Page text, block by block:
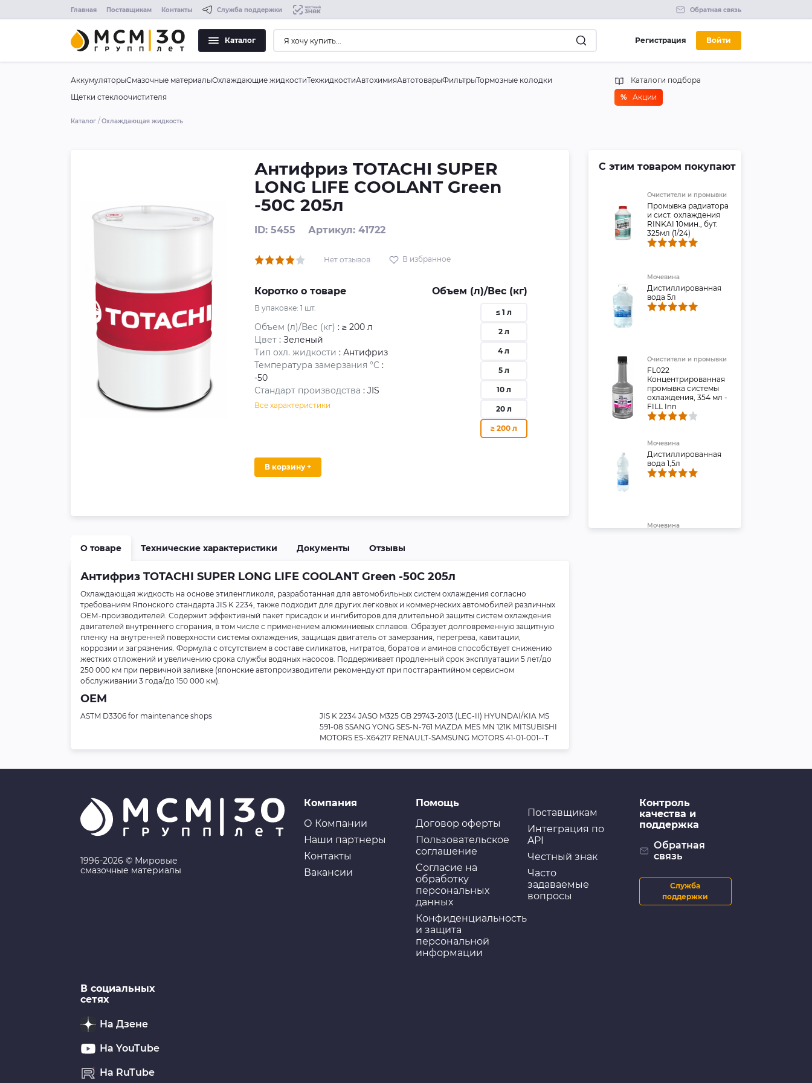
Главная Поставщикам Контакты Служба поддержки Обратная связь
Каталог Регистрация Войти
АккумуляторыСмазочные материалыОхлаждающие жидкостиТехжидкостиАвтохимияАвтотоварыФильтрыТормозные колодки
Щетки стеклоочистителя
Каталоги подбора
% Акции
Каталог Охлаждающая жидкость
Антифриз TOTACHI SUPER
LONG LIFE COOLANT Green
-50C 205л
ID: 5455 Артикул: 41722
Нет отзывов В избранное
Коротко о товаре
В упаковке:1 шт.
Объем (л)/Вес (кг) : ≥ 200 л
Цвет : Зеленый
Тип охл. жидкости : Антифриз
Температура замерзания °C :
-50
Стандарт производства : JIS
Все характеристики
Объем (л)/Вес (кг)
≤ 1 л
2 л
4 л
5 л
10 л
20 л
≥ 200 л
В корзину +
О товаре Технические характеристики Документы Отзывы
Антифриз TOTACHI SUPER LONG LIFE COOLANT Green -50C 205л
Охлаждающая жидкость на основе этиленгликоля, разработанная для автомобильных систем охлаждения согласно
требованиям Японского стандарта JIS K 2234, также подходит для других легковых и коммерческих автомобилей различных
ОЕМ-производителей. Содержит эффективный пакет присадок и ингибиторов для длительной защиты систем охлаждения
двигателей внутреннего сгорания, в том числе с применением алюминиевых сплавов. Образует долговременную защитную
пленку на внутренней поверхности системы охлаждения, защищая двигатель от замерзания, перегрева, кавитации,
коррозии и загрязнения. Формула с отсутствием в составе силикатов, нитратов, боратов и аминов способствует снижению
жестких отложений и увеличению срока службы водяных насосов. Поддерживает продленный срок эксплуатации 5 лет/до
250 000 км при первичной заливке (японские автопроизводители рекомендуют при постгарантийном сервисном
обслуживании 3 года/до 150 000 км).
OEM
ASTM D3306 for maintenance shops
JIS K 2234 JASO M325 GB 29743-2013 (LEC-II) HYUNDAI/KIA MS
591-08 SSANG YONG SES-N-761 MAZDA MES MN 121K MITSUBISHI
MOTORS ES-X64217 RENAULT-SAMSUNG MOTORS 41-01-001--T
С этим товаром покупают
Очистители и промывки
Промывка радиатора
и сист. охлаждения
RINKAI 10мин., бут.
325мл (1/24)
Мочевина
Дистиллированная
вода 5л
Очистители и промывки
FL022
Концентрированная
промывка системы
охлаждения, 354 мл -
FILL Inn
Мочевина
Дистиллированная
вода 1,5л
Мочевина
1996-2026 © Мировые
смазочные материалы
Компания
О Компании
Наши партнеры
Контакты
Вакансии
Помощь
Договор оферты
Пользовательское
соглашение
Cогласие на
обработку
персональных
данных
Конфиденциальность
и защита
персональной
информации
Поставщикам
Интеграция по
API
Честный знак
Часто
задаваемые
вопросы
Контроль
качества и
поддержка
Обратная
связь
Служба
поддержки
В социальных
сетях
На Дзене
На YouTube
На RuTube